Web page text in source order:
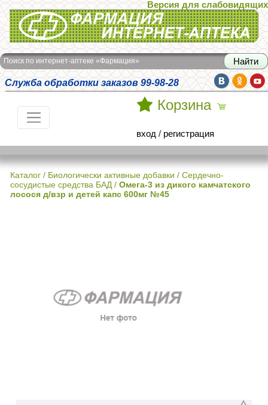
Интернет-аптека Фармация
Версия для слабовидящих
Поиск по интернет-аптеке «Фармация»
Служба обработки заказов 99-98-28
Корзина
вход / регистрация
Каталог / Биологически активные добавки / Сердечно-
сосудистые средства БАД / Омега-3 из дикого камчатского
лосося д/взр и детей капс 600мг №45